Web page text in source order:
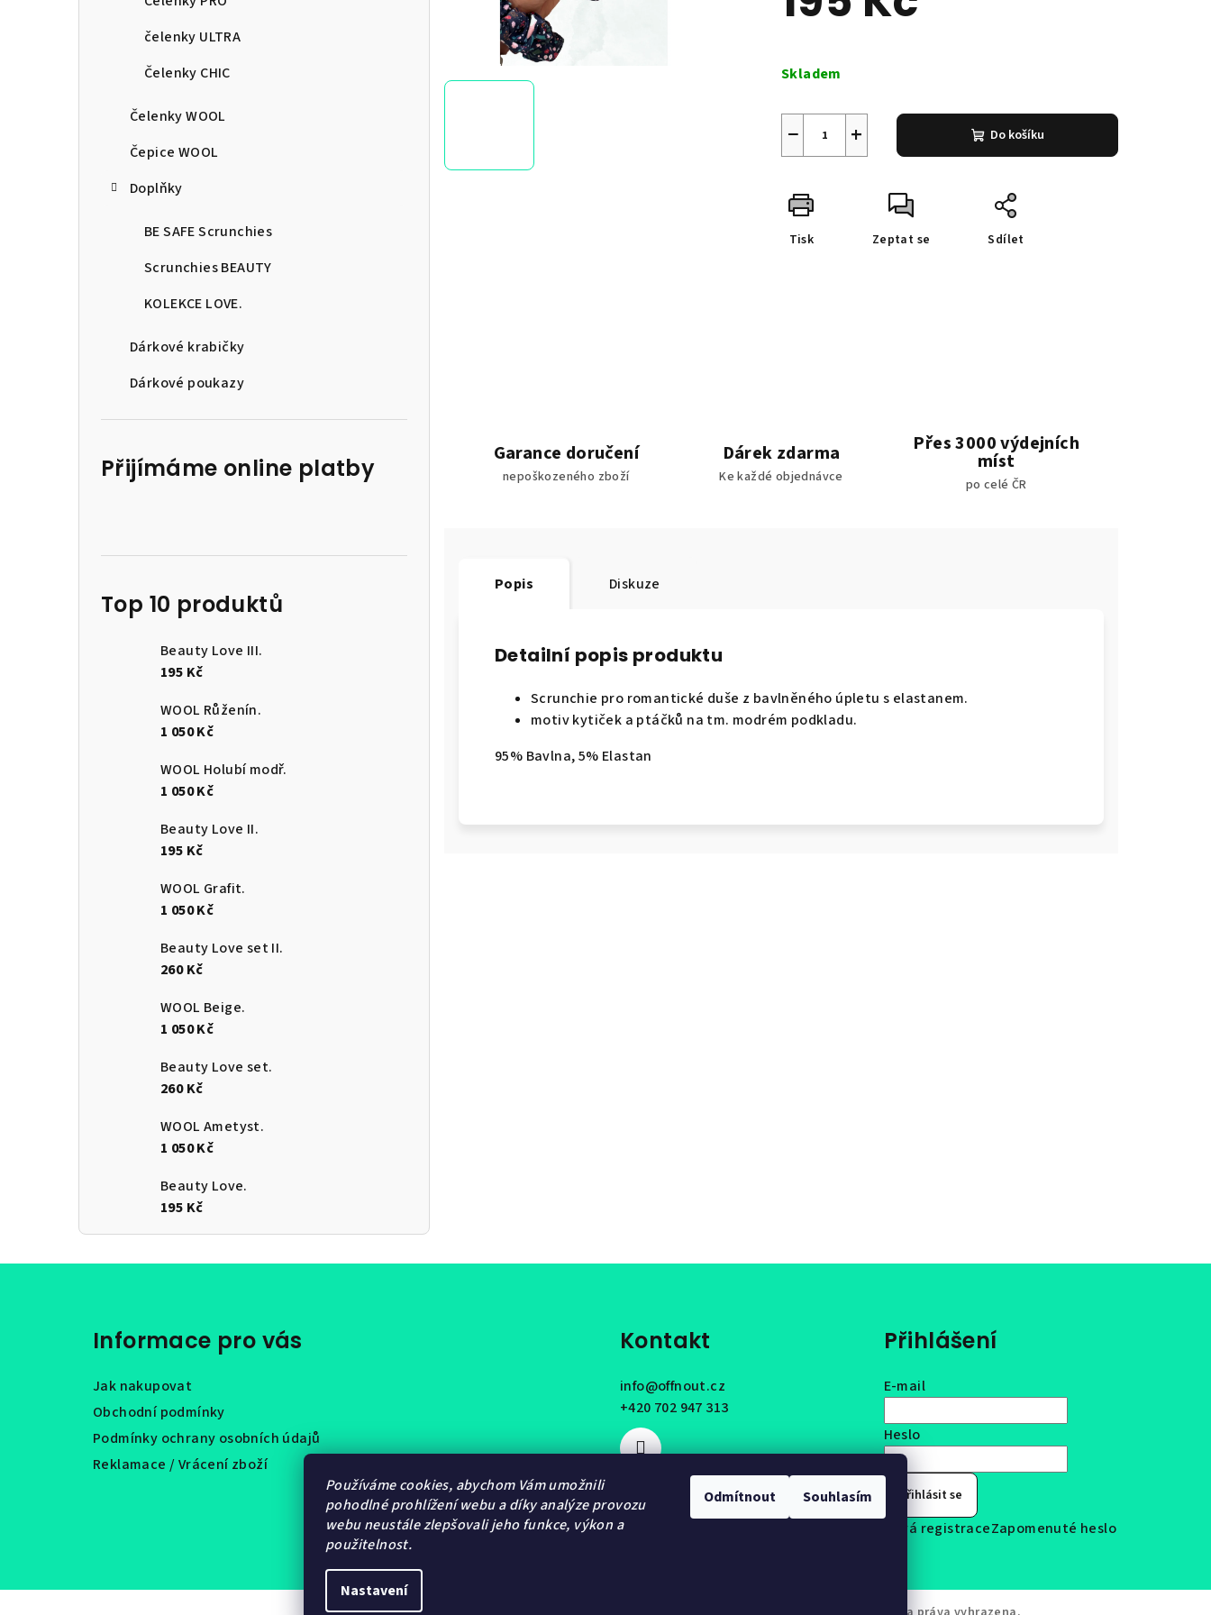
Používáme cookies, abychom Vám umožnili
pohodlné prohlížení webu a díky analýze provozu
webu neustále zlepšovali jeho funkce, výkon a
použitelnost.
Nastavení
Odmítnout Souhlasím
čelenky ULTRA
Čelenky CHIC
Čelenky WOOL
Čepice WOOL
Doplňky
BE SAFE Scrunchies
Scrunchies BEAUTY
KOLEKCE LOVE.
Dárkové krabičky
Dárkové poukazy
Přijímáme online platby
Top 10 produktů
Beauty Love III.
195 Kč
WOOL Růženín.
1 050 Kč
WOOL Holubí modř.
1 050 Kč
Beauty Love II.
195 Kč
WOOL Grafit.
1 050 Kč
Beauty Love set II.
260 Kč
WOOL Beige.
1 050 Kč
Beauty Love set.
260 Kč
WOOL Ametyst.
1 050 Kč
Beauty Love.
195 Kč
cena:
Skladem
+
− Do košíku
Tisk Zeptat se Sdílet
Garance doručení
nepoškozeného zboží
Dárek zdarma
Ke každé objednávce
Přes 3000 výdejních
míst
po celé ČR
Popis Diskuze
Detailní popis produktu
Scrunchie pro romantické duše z bavlněného úpletu s elastanem.
motiv kytiček a ptáčků na tm. modrém podkladu.
95% Bavlna, 5% Elastan
Informace pro vás
Jak nakupovat
Obchodní podmínky
Podmínky ochrany osobních údajů
Reklamace / Vrácení zboží
Kontakt
info@offnout.cz
+420 702 947 313
Přihlášení
E-mail
Heslo
Přihlásit se
Nová registraceZapomenuté heslo